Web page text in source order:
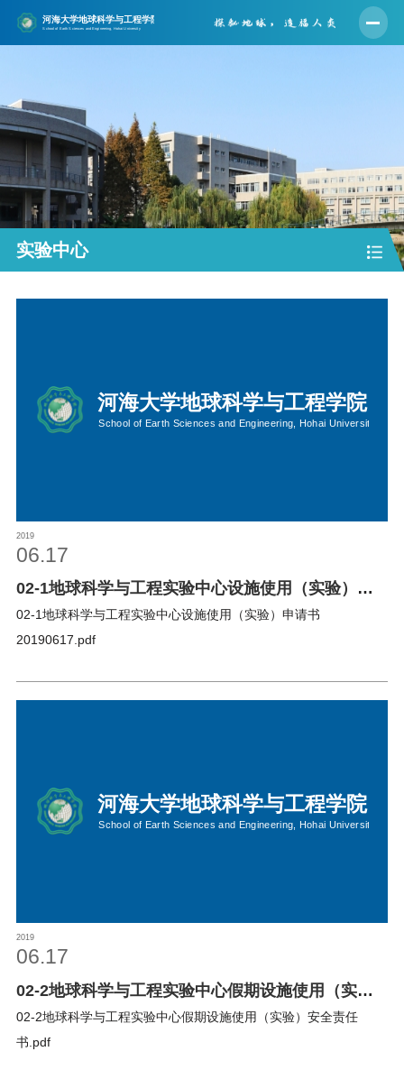
学院概况
师资队伍
人才培养
学科建设
科学研究
合作交流
校友之家
实验中心
2019
06.17
02-1地球科学与工程实验中心设施使用（实验）申
请书
02-1地球科学与工程实验中心设施使用（实验）申请书
20190617.pdf
2019
06.17
02-2地球科学与工程实验中心假期设施使用（实
验）安全责任书
02-2地球科学与工程实验中心假期设施使用（实验）安全责任
书.pdf